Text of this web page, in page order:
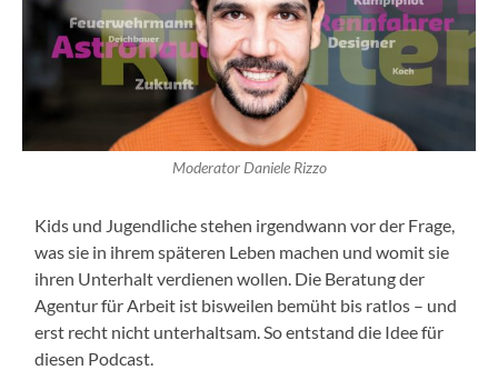
Moderator Daniele Rizzo
Kids und Jugendliche stehen irgendwann vor der Frage,
was sie in ihrem späteren Leben machen und womit sie
ihren Unterhalt verdienen wollen. Die Beratung der
Agentur für Arbeit ist bisweilen bemüht bis ratlos – und
erst recht nicht unterhaltsam. So entstand die Idee für
diesen Podcast.